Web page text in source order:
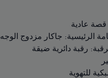
عادية
الرئيسية: جاكار مزدوج الوجه
رقبة دائرية ضيقة
للتهوية